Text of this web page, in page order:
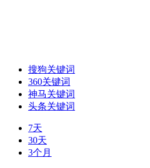
搜狗关键词
360关键词
神马关键词
头条关键词
7天
30天
3个月